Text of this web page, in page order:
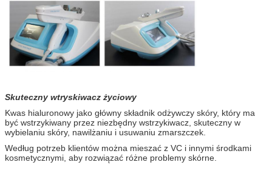
Skuteczny wtryskiwacz życiowy
Kwas hialuronowy jako główny składnik odżywczy skóry, który ma
być wstrzykiwany przez niezbędny wstrzykiwacz, skuteczny w
wybielaniu skóry, nawilżaniu i usuwaniu zmarszczek.
Według potrzeb klientów można mieszać z VC i innymi środkami
kosmetycznymi, aby rozwiązać różne problemy skórne.